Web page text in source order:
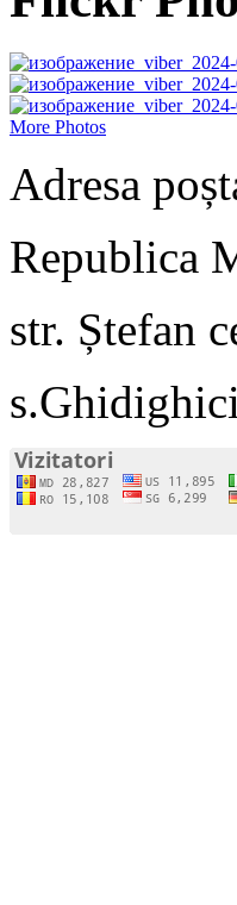
More Photos
Adresa
Republica
str. Ștefan